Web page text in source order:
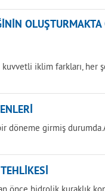
iklim farkları, her
döneme girmiş